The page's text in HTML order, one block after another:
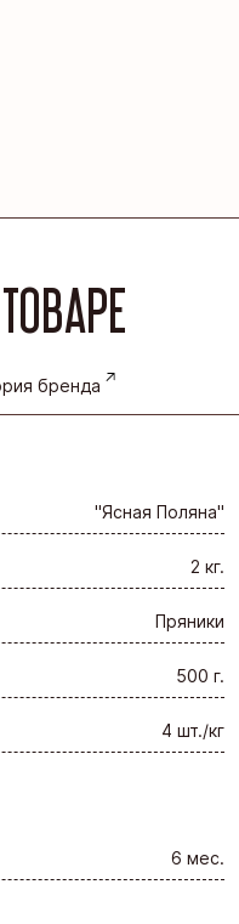
бренда
"Ясная Поляна"
2 кг.
Пряники
500 г.
4 шт./кг
6 мес.